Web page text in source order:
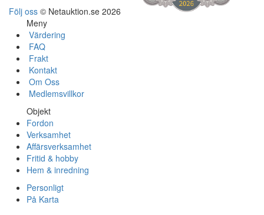
Följ oss © Netauktion.se 2026
Meny
Värdering
FAQ
Frakt
Kontakt
Om Oss
Medlemsvillkor
Objekt
Fordon
Verksamhet
Affärsverksamhet
Fritid & hobby
Hem & inredning
Personligt
På Karta